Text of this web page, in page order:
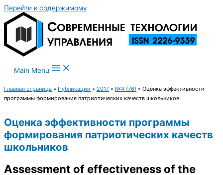
Перейти к содержимому
Main Menu
Главная страница » Публикации » 2017 » №4 (76) » Оценка эффективности
программы формирования патриотических качеств школьников
Оценка эффективности программы
формирования патриотических качеств
школьников
Assessment of effectiveness of the